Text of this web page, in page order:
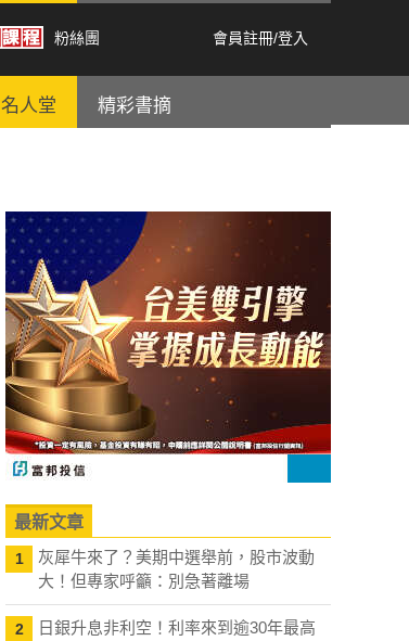
粉絲團 會員註冊/登入
名人堂 精彩書摘
最新文章
1
灰犀牛來了？美期中選舉前，股市波動
大！但專家呼籲：別急著離場
2
日銀升息非利空！利率來到逾30年最高